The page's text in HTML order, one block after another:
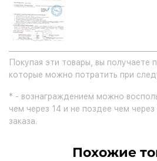
Покупая эти товары, вы получаете
которые можно потратить при
* - вознаграждением можно
чем через 14 и не поздее чем
заказа.
Похожие